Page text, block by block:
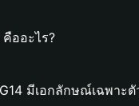
คืออะไร?
มีเอกลักษณ์เฉพาะตั